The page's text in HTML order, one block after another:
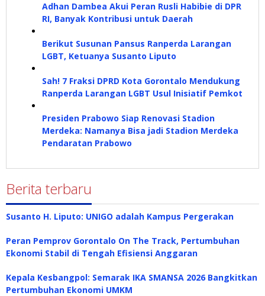
Adhan Dambea Akui Peran Rusli Habibie di DPR
RI, Banyak Kontribusi untuk Daerah
Berikut Susunan Pansus Ranperda Larangan
LGBT, Ketuanya Susanto Liputo
Sah! 7 Fraksi DPRD Kota Gorontalo Mendukung
Ranperda Larangan LGBT Usul Inisiatif Pemkot
Presiden Prabowo Siap Renovasi Stadion
Merdeka: Namanya Bisa jadi Stadion Merdeka
Pendaratan Prabowo
Berita terbaru
Susanto H. Liputo: UNIGO adalah Kampus Pergerakan
Peran Pemprov Gorontalo On The Track, Pertumbuhan
Ekonomi Stabil di Tengah Efisiensi Anggaran
Kepala Kesbangpol: Semarak IKA SMANSA 2026 Bangkitkan
Pertumbuhan Ekonomi UMKM